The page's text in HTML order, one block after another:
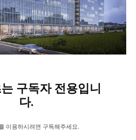
구독자 전용입니
다.
이용하시려면 구독해주세요.